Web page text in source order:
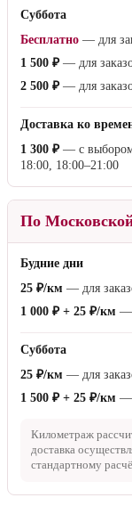
Суббота
Бесплатно — для
1 500 ₽— для
2 500 ₽— для
Доставка ко
1 300 ₽— с выбором
18:00, 18:00–21:00
По
Будние дни
25 ₽/км — для
1 000 ₽ + 25 ₽/км —
Суббота
25 ₽/км — для
1 500 ₽ + 25 ₽/км —
Километраж
доставка
стандартному